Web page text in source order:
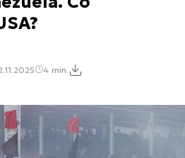
4 min.